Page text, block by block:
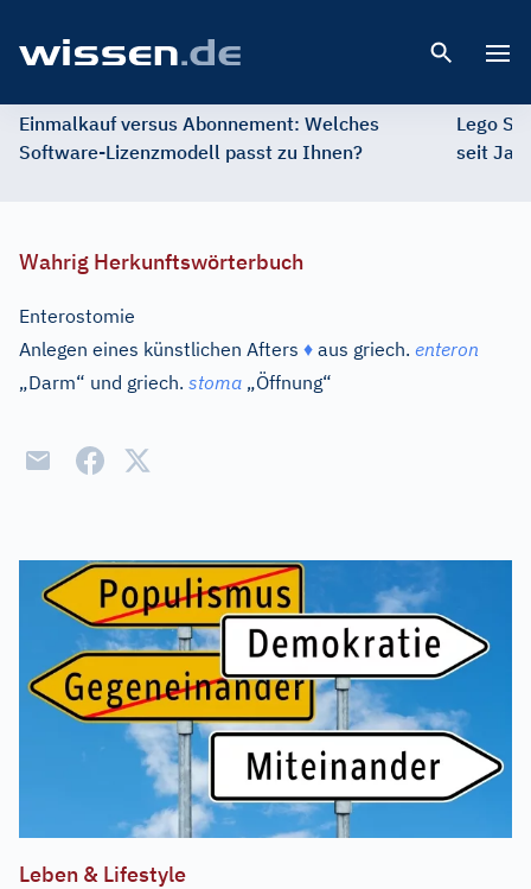
Einmalkauf versus Abonnement: Welches
Software-Lizenzmodell passt zu Ihnen?
Lego
seit
Wahrig Herkunftswörterbuch
Enterostomie
Anlegen eines künstlichen Afters ♦ aus griech. enteron
„Darm“ und griech. stoma „Öffnung“
Leben & Lifestyle